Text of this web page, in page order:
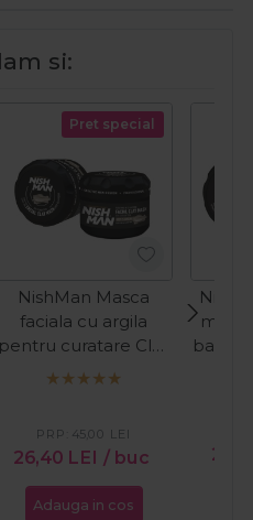
si:
Pret special
NishMan Masca
faciala cu argila
pentru curatare Clay
Mask 450g
26,40 LEI / buc
PRP: 45,00 LEI
Adauga in cos
maini